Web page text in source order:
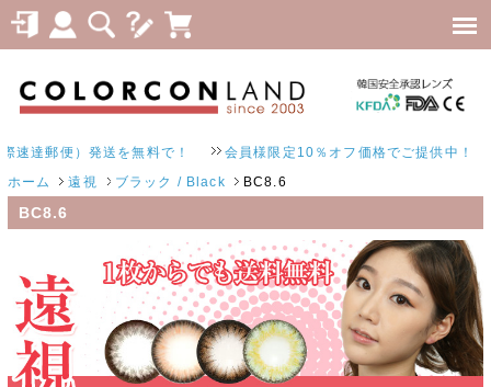
達郵便）発送を無料で！ 会員様限定10％オフ価格でご提供中！
ホーム 遠視 ブラック / Black BC8.6
BC8.6